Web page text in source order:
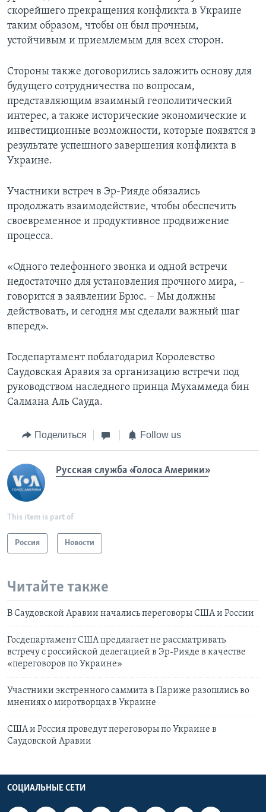
скорейшего прекращения конфликта в Украине
таким образом, чтобы он был прочным,
устойчивым и приемлемым для всех сторон.
Стороны также договорились заложить основу для
будущего сотрудничества по вопросам,
представляющим взаимный геополитический
интерес, а также исторические экономические и
инвестиционные возможности, которые появятся в
результате успешного завершения конфликта в
Украине.
Участники встреч в Эр-Рияде обязались
продолжать взаимодействие, чтобы обеспечить
своевременное и продуктивное продвижение
процесса.
«Одного телефонного звонка и одной встречи
недостаточно для установления прочного мира, –
говорится в заявлении Брюс. – Мы должны
действовать, и сегодня мы сделали важный шаг
вперед».
Госдепартамент поблагодарил Королевство
Саудовская Аравия за организацию встречи под
руководством наследного принца Мухаммеда бин
Салмана Аль Сауда.
Поделиться Follow us
Русская служба «Голоса Америки»
This item is part of
Россия Новости
Читайте также
В Саудовской Аравии начались переговоры США и России
Госдепартамент США предлагает не рассматривать
встречу с российской делегацией в Эр-Рияде в качестве
«переговоров по Украине»
Участники экстренного саммита в Париже разошлись во
мнениях о миротворцах в Украине
США и Россия проведут переговоры по Украине в
Саудовской Аравии
СОЦИАЛЬНЫЕ СЕТИ